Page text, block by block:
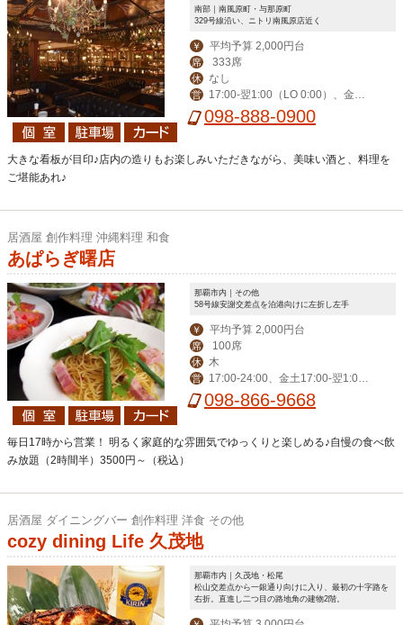
南部｜南風原町・与那原町
329号線沿い、ニトリ南風原店近く
￥ 平均予算 2,000円台
席 333席
休 なし
営
17:00-翌1:00（LO 0:00）、金土
祝前17:00-翌2:00（LO 翌1:00）
098-888-0900
大きな看板が目印♪店内の造りもお楽しみいただきながら、美味い酒と、料理を
ご堪能あれ♪
居酒屋 創作料理 沖縄料理 和食
あぱらぎ曙店
那覇市内｜その他
58号線安謝交差点を泊港向けに左折し左手
￥ 平均予算 2,000円台
席 100席
休 木
営
17:00-24:00、金土17:00-翌1:0
0、日17:00-23:00
098-866-9668
毎日17時から営業！ 明るく家庭的な雰囲気でゆっくりと楽しめる♪自慢の食べ飲
み放題（2時間半）3500円～（税込）
居酒屋 ダイニングバー 創作料理 洋食 その他
cozy dining Life 久茂地
那覇市内｜久茂地・松尾
松山交差点から一銀通り向けに入り、最初の十字路を
右折。直進し二つ目の路地角の建物2階。